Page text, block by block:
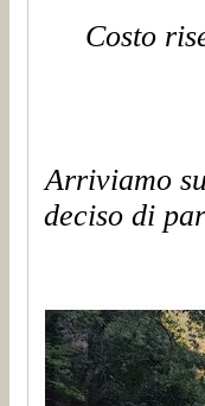
Costo
Arriviamo
deciso di